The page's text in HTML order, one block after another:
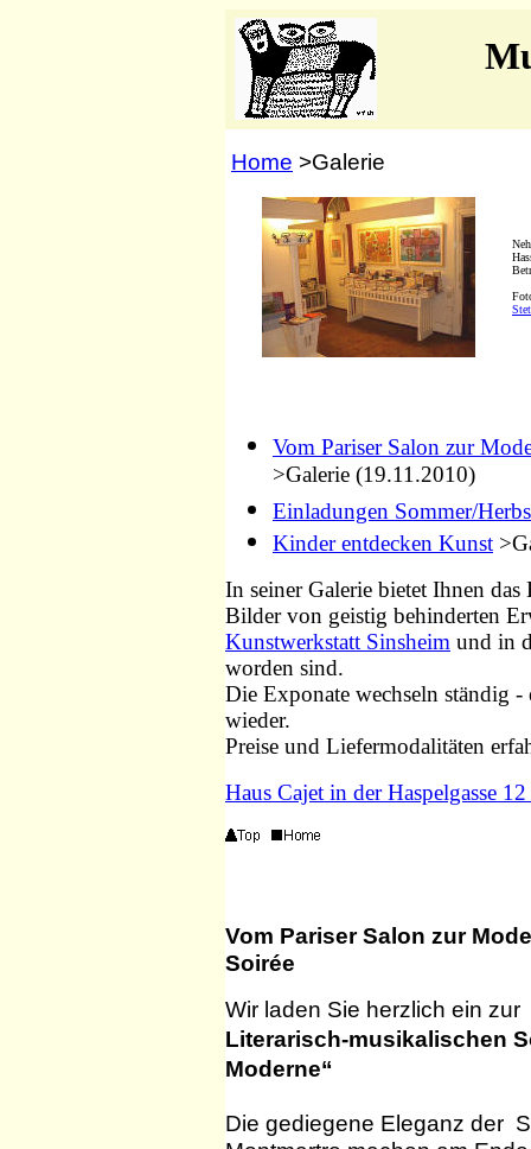
Home >Galerie
Vom Pariser Salon zur
>Galerie (19.11.2010)
Einladungen Sommer/
Kinder entdecken Kunst
In seiner Galerie bietet Ihnen
Bilder von geistig behinderten
Kunstwerkstatt Sinsheim und in
worden sind.
Die Exponate wechseln ständig
wieder.
Preise und Liefermodalitäten
Haus Cajet in der Haspelgasse 12
Vom Pariser Salon zur
Soirée
Wir laden Sie herzlich ein zur
Literarisch-musikalischen
Moderne“
Die gediegene Eleganz der